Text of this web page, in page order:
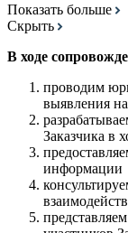
Показать больше
Скрыть
В ходе
проводим
выявления
Заказчика в
информации